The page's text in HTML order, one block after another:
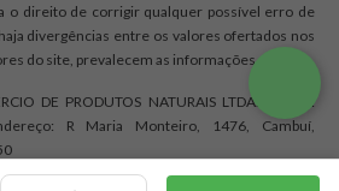
o direito de corrigir qualquer possível erro de
divergências entre os valores ofertados nos
do site, prevalecem as informações do site.
DE PRODUTOS NATURAIS LTDA. | CNPJ:
R Maria Monteiro, 1476, Cambuí,